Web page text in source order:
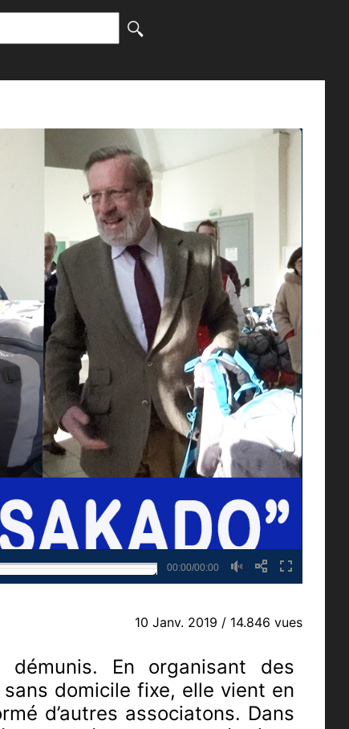
00:00/00:00
10 Janv. 2019 / 14.846 vues
démunis. En organisant des
domicile fixe, elle vient en
d’autres associatons. Dans